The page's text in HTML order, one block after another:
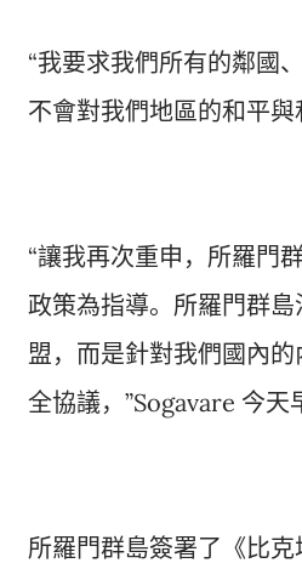
“我要求我們所有的鄰國
不會對我們地區的和平與
“讓我再次重申，所羅門
政策為指導。所羅門群
盟，而是針對我們國內
全協議，”Sogavare 今天
所羅門群島簽署了《比